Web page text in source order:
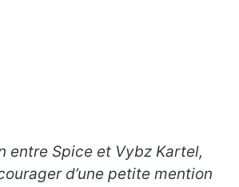
entre Spice et Vybz Kartel,
d’une petite mention